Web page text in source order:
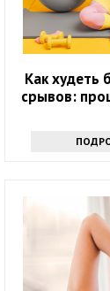
Как худеть
срывов: